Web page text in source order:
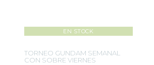
EN STOCK
TORNEO GUNDAM SEMANAL
CON SOBRE VIERNES